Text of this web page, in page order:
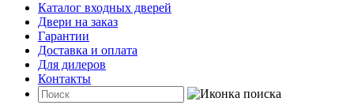
Каталог входных дверей
Двери на заказ
Гарантии
Доставка и оплата
Для дилеров
Контакты